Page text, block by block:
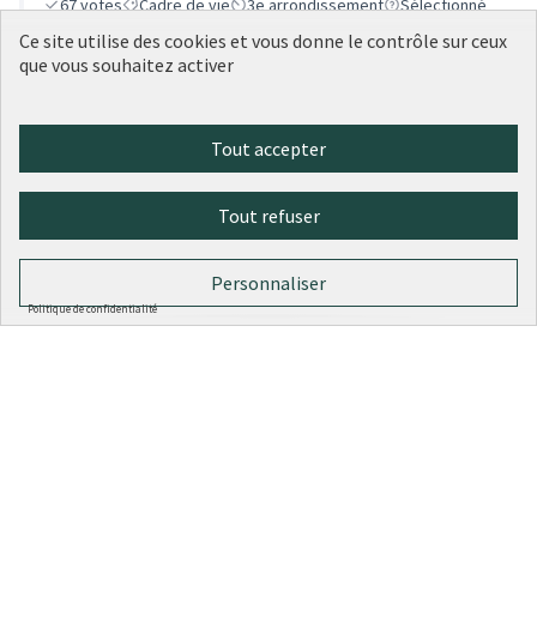
67votes Cadre de vie 3e arrondissement Sélectionné
10 000 €
195 - Une fresque pour le square Fusier
58votes Culture et patrimoine
3e arrondissement
Sélectionné
20 000 €
Ce site utilise des cookies et vous donne le contrôle sur ceux
que vous souhaitez activer
Tout accepter
Tout refuser
Personnaliser
Politique de confidentialité